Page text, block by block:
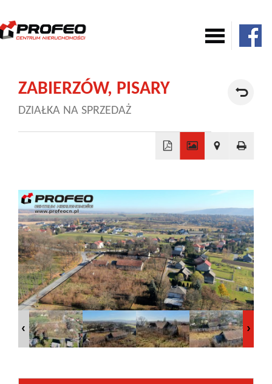
Komercja
Działki
Nowe
Inwestycje
PROMOCJE
WYŁĄCZNOŚĆ
ZABIERZÓW, PISARY
DZIAŁKA NA SPRZEDAŻ
−